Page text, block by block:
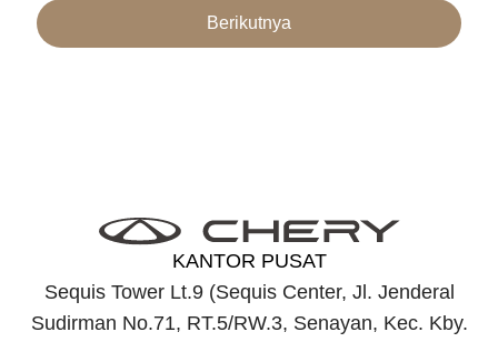
Berikutnya
KANTOR PUSAT
Sequis Tower Lt.9 (Sequis Center, Jl. Jenderal
Sudirman No.71, RT.5/RW.3, Senayan, Kec. Kby.